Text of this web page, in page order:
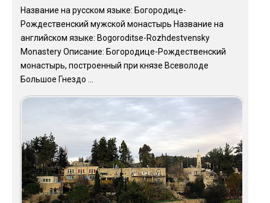
Название на русском языке: Богородице-
Рождественский мужской монастырь Название на
английском языке: Bogoroditse-Rozhdestvensky
Monastery Описание: Богородице-Рождественский
монастырь, построенный при князе Всеволоде
Большое Гнездо ...